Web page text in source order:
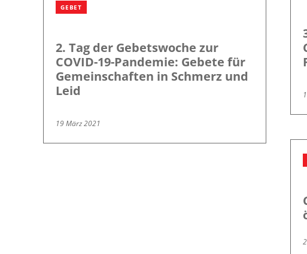
GEBET
2. Tag der Gebetswoche zur
COVID-19-Pandemie: Gebete für
Gemeinschaften in Schmerz und
Leid
19 März 2021